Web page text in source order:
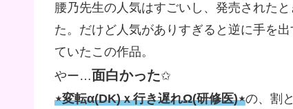
腰乃先生の人気はすごいし、発売された
た。だけど人気がありすぎると逆に手を
ていたこの作品。
やー…面白かった✩
⋆変転α(DK)ｘ行き遅れΩ(研修医)⋆の、割